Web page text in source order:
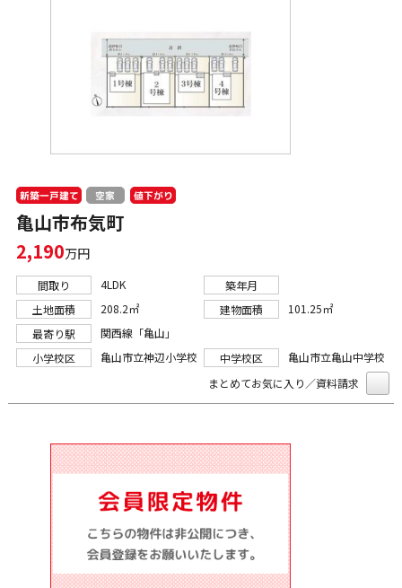
新築一戸建て 空家 値下がり
亀山市布気町
2,190万円
間取り 4LDK
築年月
土地面積
208.2㎡ 建物面積
101.25㎡
最寄り駅
関西線「亀山」
小学校区
亀山市立神辺小学校 中学校区
亀山市立亀山中学校
まとめてお気に入り／資料請求